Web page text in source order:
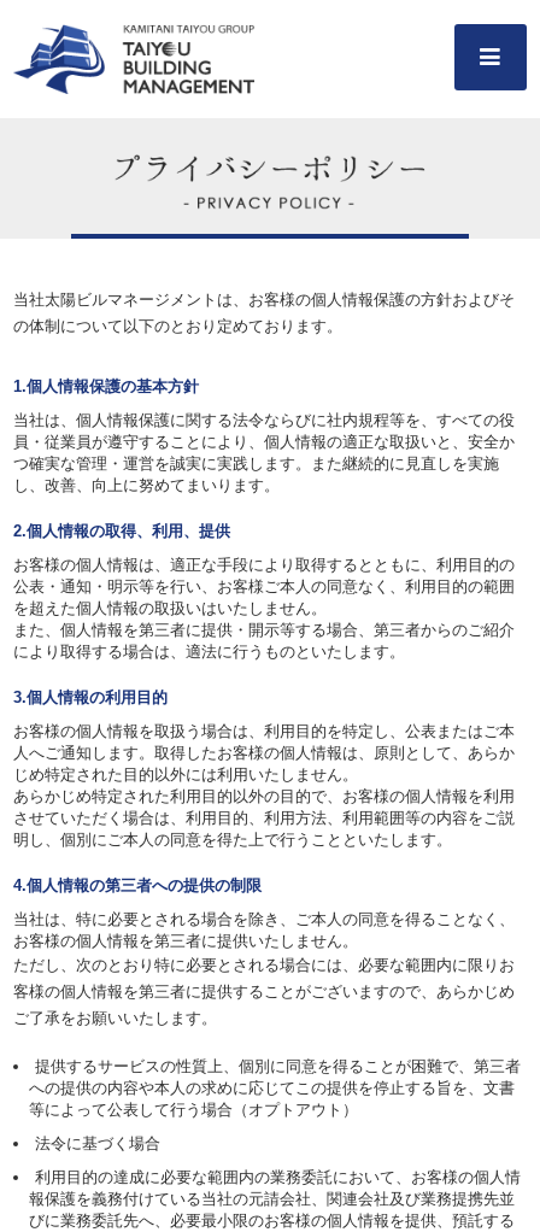
当社太陽ビルマネージメントは、お客様の個人情報保護の方針およびそ
の体制について以下のとおり定めております。
1.個人情報保護の基本方針
当社は、個人情報保護に関する法令ならびに社内規程等を、すべての役
員・従業員が遵守することにより、個人情報の適正な取扱いと、安全か
つ確実な管理・運営を誠実に実践します。また継続的に見直しを実施
し、改善、向上に努めてまいります。
2.個人情報の取得、利用、提供
お客様の個人情報は、適正な手段により取得するとともに、利用目的の
公表・通知・明示等を行い、お客様ご本人の同意なく、利用目的の範囲
を超えた個人情報の取扱いはいたしません。
また、個人情報を第三者に提供・開示等する場合、第三者からのご紹介
により取得する場合は、適法に行うものといたします。
3.個人情報の利用目的
お客様の個人情報を取扱う場合は、利用目的を特定し、公表またはご本
人へご通知します。取得したお客様の個人情報は、原則として、あらか
じめ特定された目的以外には利用いたしません。
あらかじめ特定された利用目的以外の目的で、お客様の個人情報を利用
させていただく場合は、利用目的、利用方法、利用範囲等の内容をご説
明し、個別にご本人の同意を得た上で行うことといたします。
4.個人情報の第三者への提供の制限
当社は、特に必要とされる場合を除き、ご本人の同意を得ることなく、
お客様の個人情報を第三者に提供いたしません。
ただし、次のとおり特に必要とされる場合には、必要な範囲内に限りお
客様の個人情報を第三者に提供することがございますので、あらかじめ
ご了承をお願いいたします。
提供するサービスの性質上、個別に同意を得ることが困難で、第三者
への提供の内容や本人の求めに応じてこの提供を停止する旨を、文書
等によって公表して行う場合（オプトアウト）
法令に基づく場合
利用目的の達成に必要な範囲内の業務委託において、お客様の個人情
報保護を義務付けている当社の元請会社、関連会社及び業務提携先並
びに業務委託先へ、必要最小限のお客様の個人情報を提供、預託する